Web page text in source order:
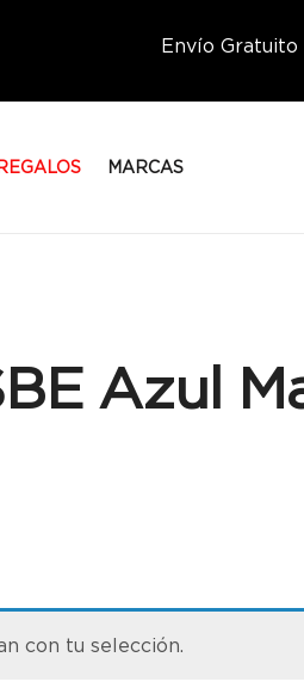
Envío Gratuito
REGALOS MARCAS
Azul
con tu selección.